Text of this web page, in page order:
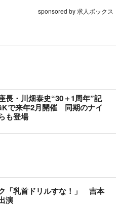
sponsored by 求人ボックス
長・川畑泰史“30＋1周年”記
で来年2月開催 同期のナイ
も登場
「乳首ドリルすな！」 吉本
演